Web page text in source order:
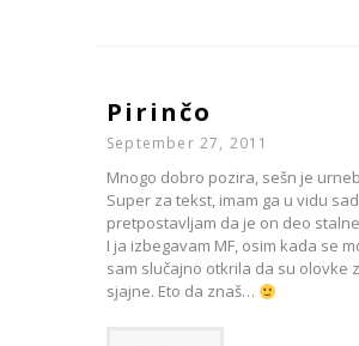
Pirinčo
September 27, 2011
Mnogo dobro pozira, sešn je
Super za tekst, imam ga u vidu
pretpostavljam da je on deo
I ja izbegavam MF, osim kada se
sam slučajno otkrila da su olovke
sjajne. Eto da znaš…